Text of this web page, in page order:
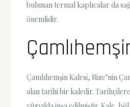
bulunan termal kaplıcalar da
önemlidir.
Çamlıhemşin Kalesi, Rize’nin
alan tarihi bir kaledir.